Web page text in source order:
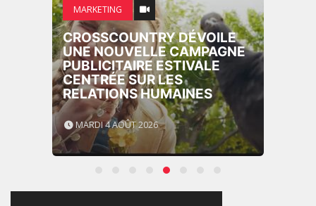
MARKETING
CROSSCOUNTRY DÉVOILE
UNE NOUVELLE CAMPAGNE
PUBLICITAIRE ESTIVALE
CENTRÉE SUR LES
RELATIONS HUMAINES
MARDI 4 AOÛT 2026